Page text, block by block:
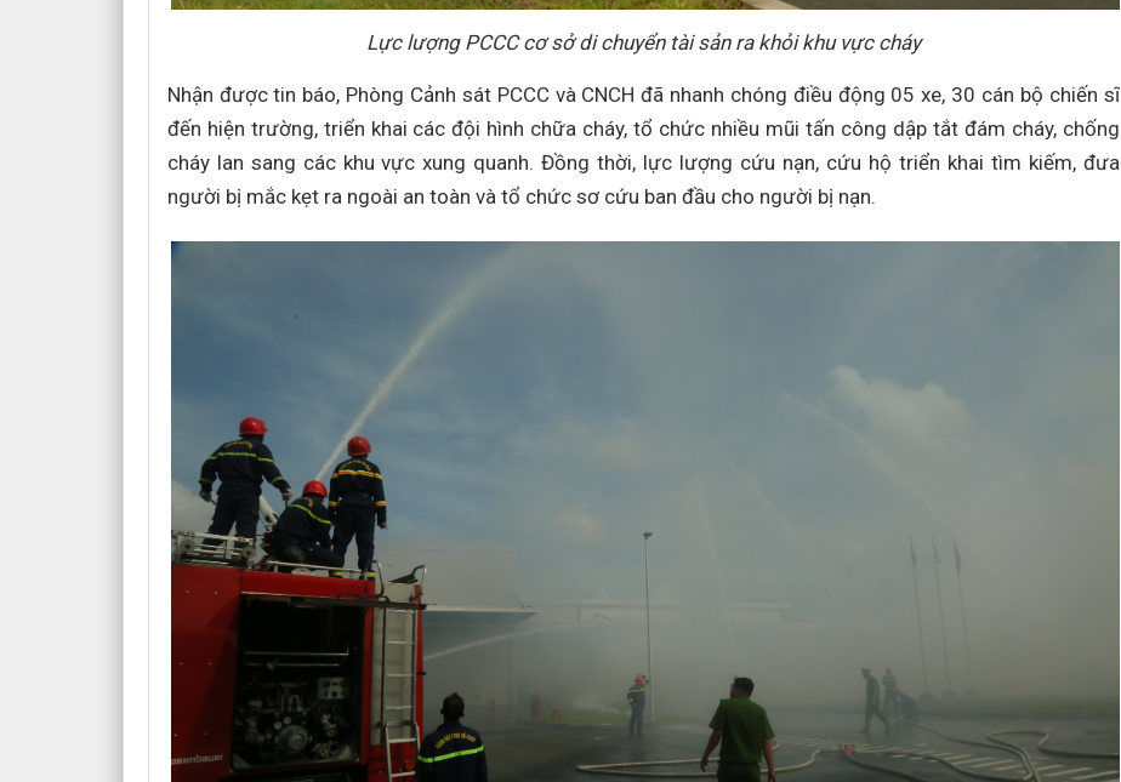
Lực lượng PCCC cơ sở di chuyển tài sản ra khỏi khu vực cháy
Nhận được tin báo, Phòng Cảnh sát PCCC và CNCH đã nhanh chóng điều động 05 xe, 30 cán bộ chiến sĩ
đến hiện trường, triển khai các đội hình chữa cháy, tổ chức nhiều mũi tấn công dập tắt đám cháy, chống
cháy lan sang các khu vực xung quanh. Đồng thời, lực lượng cứu nạn, cứu hộ triển khai tìm kiếm, đưa
người bị mắc kẹt ra ngoài an toàn và tổ chức sơ cứu ban đầu cho người bị nạn.